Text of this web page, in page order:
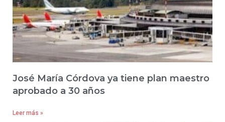
José María Córdova ya tiene plan maestro
aprobado a 30 años
Leer más »